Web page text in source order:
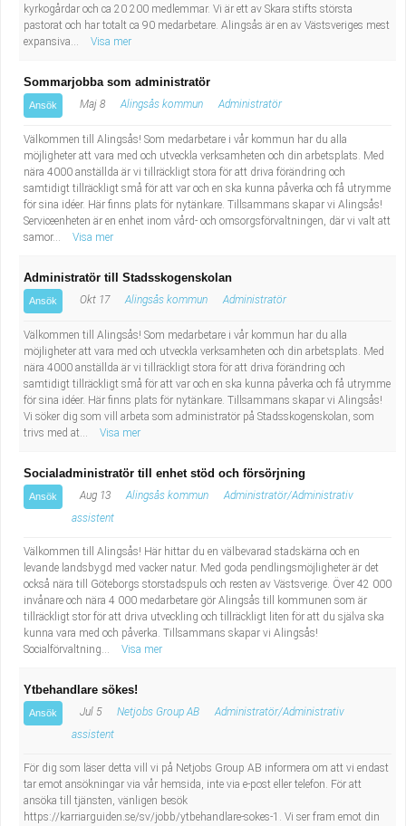
Säkerhetsarbete
Tekniskt arbete
Transport
Informatör/Kommunikatör
Brevbärare
Sjuksköterska, grundutbildad
Kock, storhushåll
Undersköterska, vård- o specialavd. o mottagning
Administrativ assistent
Lärare i gymnasiet
kyrkogårdar och ca 20 200 medlemmar. Vi är ett av Skara stifts största
pastorat och har totalt ca 90 medarbetare. Alingsås är en av Västsveriges mest
expansiva...
Visa mer
Sommarjobba som administratör
Ansök Maj 8 Alingsås kommun Administratör
Välkommen till Alingsås! Som medarbetare i vår kommun har du alla
möjligheter att vara med och utveckla verksamheten och din arbetsplats. Med
nära 4000 anställda är vi tillräckligt stora för att driva förändring och
samtidigt tillräckligt små för att var och en ska kunna påverka och få utrymme
för sina idéer. Här finns plats för nytänkare. Tillsammans skapar vi Alingsås!
Serviceenheten är en enhet inom vård- och omsorgsförvaltningen, där vi valt att
samor...
Visa mer
Administratör till Stadsskogenskolan
Ansök Okt 17 Alingsås kommun Administratör
Välkommen till Alingsås! Som medarbetare i vår kommun har du alla
möjligheter att vara med och utveckla verksamheten och din arbetsplats. Med
nära 4000 anställda är vi tillräckligt stora för att driva förändring och
samtidigt tillräckligt små för att var och en ska kunna påverka och få utrymme
för sina idéer. Här finns plats för nytänkare. Tillsammans skapar vi Alingsås!
Vi söker dig som vill arbeta som administratör på Stadsskogenskolan, som
trivs med at...
Visa mer
Socialadministratör till enhet stöd och försörjning
Ansök Aug 13 Alingsås kommun
Administratör/Administrativ
assistent
Välkommen till Alingsås! Här hittar du en välbevarad stadskärna och en
levande landsbygd med vacker natur. Med goda pendlingsmöjligheter är det
också nära till Göteborgs storstadspuls och resten av Västsverige. Över 42 000
invånare och nära 4 000 medarbetare gör Alingsås till kommunen som är
tillräckligt stor för att driva utveckling och tillräckligt liten för att du själva ska
kunna vara med och påverka. Tillsammans skapar vi Alingsås!
Socialförvaltning...
Visa mer
Ytbehandlare sökes!
Ansök Jul 5 Netjobs Group AB
Administratör/Administrativ
assistent
För dig som läser detta vill vi på Netjobs Group AB informera om att vi endast
tar emot ansökningar via vår hemsida, inte via e-post eller telefon. För att
ansöka till tjänsten, vänligen besök
https://karriarguiden.se/sv/jobb/ytbehandlare-sokes-1. Vi ser fram emot din